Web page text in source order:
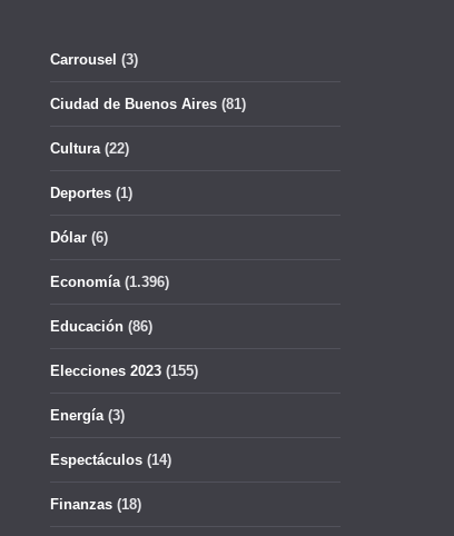
Carrousel (3)
Ciudad de Buenos Aires (81)
Cultura(22)
Deportes (1)
Dólar (6)
Economía(1.396)
Educación (86)
Elecciones 2023 (155)
Energía(3)
Espectáculos (14)
Finanzas (18)